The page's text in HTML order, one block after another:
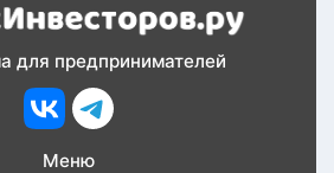
для предпринимателей
Меню